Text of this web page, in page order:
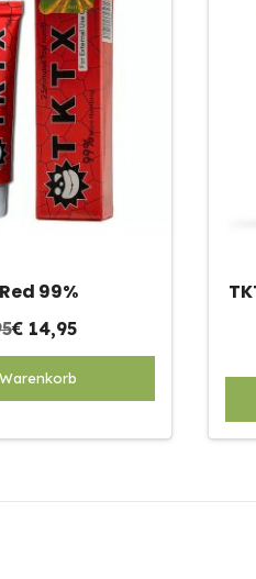
99%
€14,95
product